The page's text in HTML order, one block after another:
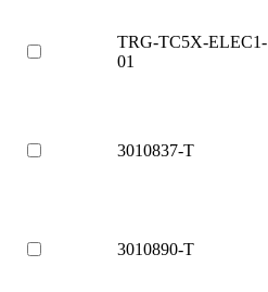
TRG-TC5X-ELEC1-
01
3010837-T
3010890-T